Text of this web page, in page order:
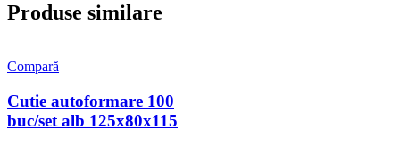
Produse similare
Compară
Cutie autoformare 100
buc/set alb 125x80x115